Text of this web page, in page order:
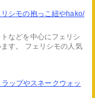
シモの抱っこ紐やhako/
などを中心にフェリシ
す。 フェリシモの人気
ップやスネークウォッ